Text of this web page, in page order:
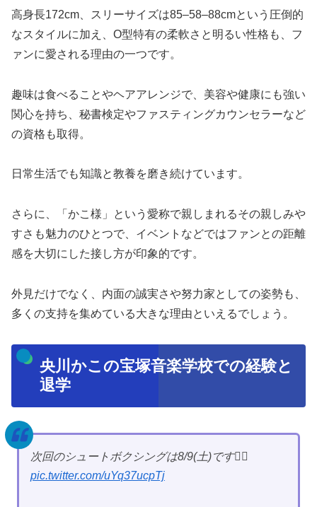
高身長172cm、スリーサイズは85–58–88cmという圧倒的
なスタイルに加え、O型特有の柔軟さと明るい性格も、フ
ァンに愛される理由の一つです。
趣味は食べることやヘアアレンジで、美容や健康にも強い
関心を持ち、秘書検定やファスティングカウンセラーなど
の資格も取得。
日常生活でも知識と教養を磨き続けています。
さらに、「かこ様」という愛称で親しまれるその親しみや
すさも魅力のひとつで、イベントなどではファンとの距離
感を大切にした接し方が印象的です。
外見だけでなく、内面の誠実さや努力家としての姿勢も、
多くの支持を集めている大きな理由といえるでしょう。
央川かこの宝塚音楽学校での経験と
退学
次回のシュートボクシングは8/9(土)です❤️‍🔥
pic.twitter.com/uYq37ucpTj